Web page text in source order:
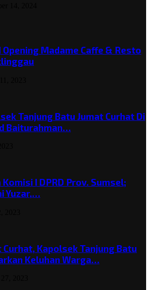
Opening Madame Caffe & Resto
Tanjung Batu Jumat Curhat Di
Baiturahman…
Komisi I DPRD Prov. Sumsel;
Yuzar,…
Curhat, Kapolsek Tanjung Batu
Keluhan Warga…